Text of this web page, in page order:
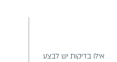
אילו בדיקות יש לבצע